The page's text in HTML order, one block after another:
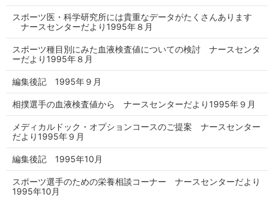
スポーツ医・科学研究所には貴重なデータがたくさんあります
ナースセンターだより1995年８月
スポーツ種目別にみた血液検査値についての検討 ナースセンタ
ーだより1995年８月
編集後記 1995年９月
相撲選手の血液検査値から ナースセンターだより1995年９月
メディカルドック・オプションコースのご提案 ナースセンター
だより1995年９月
編集後記 1995年10月
スポーツ選手のための栄養相談コーナー ナースセンターだより
1995年10月